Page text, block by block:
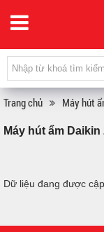
Trang chủ Máy hút
Máy hút ẩm
Dữ liệu đang được cập